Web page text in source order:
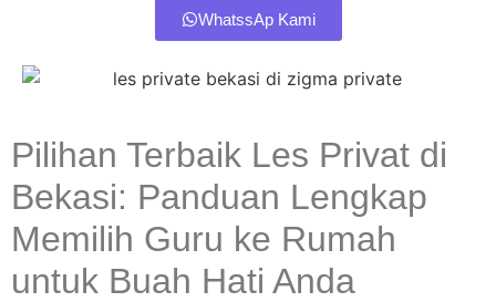
WhatssAp Kami
Pilihan Terbaik Les Privat di
Bekasi: Panduan Lengkap
Memilih Guru ke Rumah
untuk Buah Hati Anda